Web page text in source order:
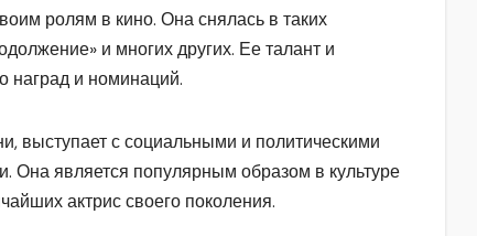
ролям в кино. Она снялась в таких
и многих других. Ее талант и
наград и номинаций.
выступает с социальными и политическими
Она является популярным образом в культуре
актрис своего поколения.